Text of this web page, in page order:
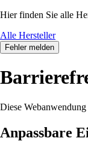
Hier finden Sie alle
Alle Hersteller
Fehler melden
Diese
Anpassbare